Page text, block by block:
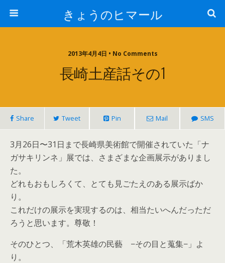
きょうのヒマール
2013年4月4日 • No Comments
長崎土産話その1
Share Tweet Pin Mail SMS
3月26日〜31日まで長崎県美術館で開催されていた「ナ
ガサキリンネ」展では、さまざまな企画展示がありまし
た。
どれもおもしろくて、とても見ごたえのある展示ばか
り。
これだけの展示を実現するのは、相当たいへんだっただ
ろうと思います。尊敬！
そのひとつ、「荒木英雄の民藝 −その目と蒐集−」よ
り。